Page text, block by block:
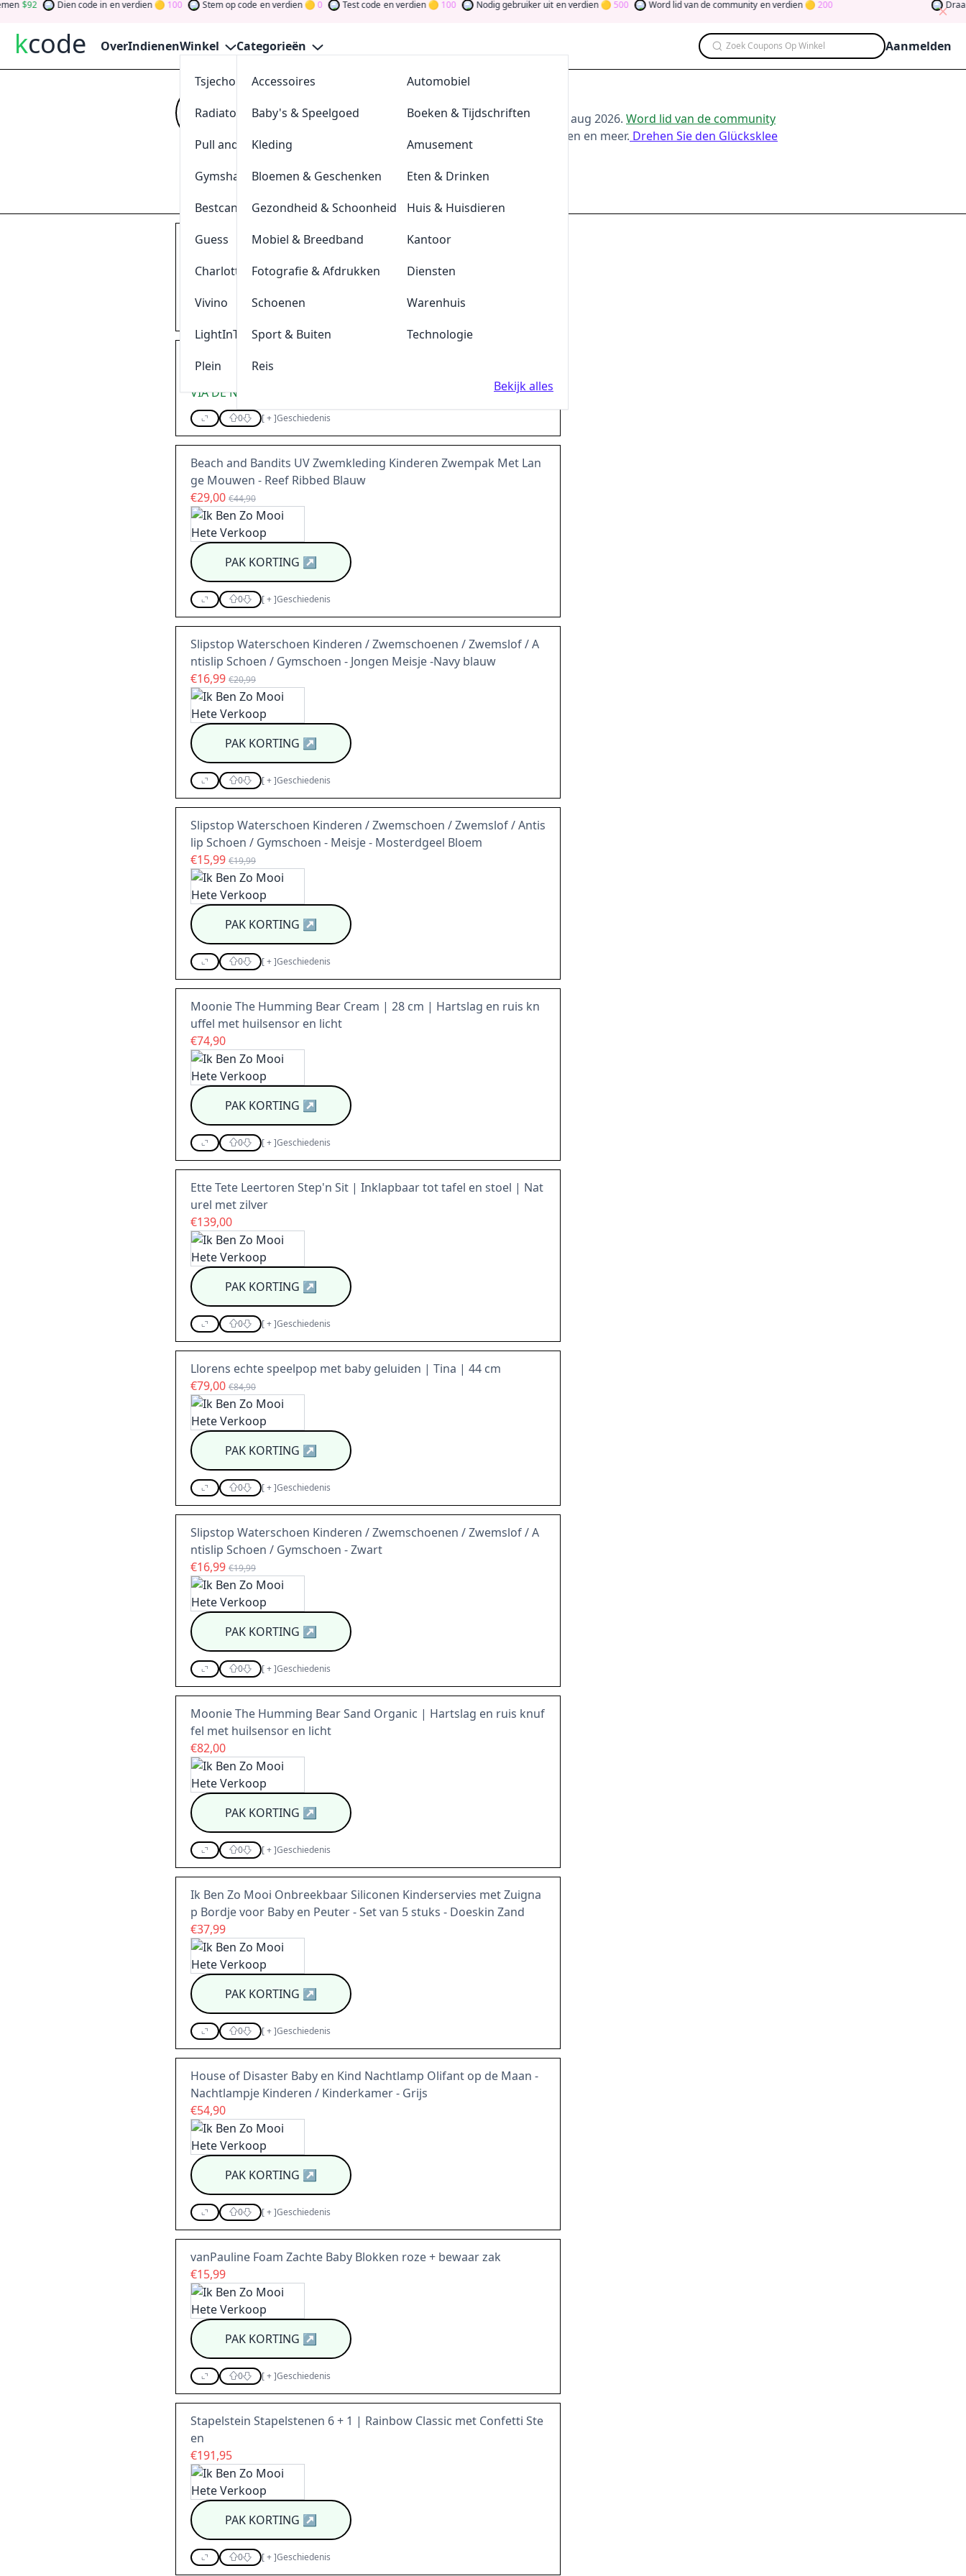
Dien code in en verdien 100 Stem op code en verdien 0 Test code en verdien 100 Nodig gebruiker uit en verdien 500 Word lid van de community en verdien 200 Draai de
kcode OverIndienenWinkel
Tsjechoreizen
AllesvoorBBQ
Radiatorendiscounter
De Klompengigant
Pull and Bear
Lensonline
Gymshark
Quickjewels
Bestcanvas
BrewDog
Guess
Tefal
Charlotte Tilbury
Durex
Vivino
LightInThebox
Fun en Feest
Plein
Categorieën
Accessoires
Automobiel
Baby's & Speelgoed
Boeken & Tijdschriften
Kleding
Amusement
Bloemen & Geschenken
Eten & Drinken
Gezondheid & Schoonheid
Huis & Huisdieren
Mobiel & Breedband
Kantoor
Fotografie & Afdrukken
Diensten
Schoenen
Warenhuis
Sport & Buiten
Technologie
Reis
Bekijk alles
Zoek Coupons Op Winkel Aanmelden
Kijk opkcodevoor de beste Ik Ben Zo Mooi-aanbiedingen van aug 2026. Word lid van de community
en verdien tokens door bij te dragen via stemmen, testen, delen en meer. Drehen Sie den Glücksklee
und gewinnen Sie Geld
Indienen ikbenzomooi.nl
Tested
10%korting op alles bij IkBenZoMooi met deze kortingscode
klik & kopieer
10%SINT
Meld je aan voor de Ik Ben Zo Mooi nieuwsbrief en ontvang een
5%kortingscode
VIA DE NIEUWSBRIEF
0 [+]Geschiedenis
Beach and Bandits UV Zwemkleding Kinderen Zwempak Met Lan
ge Mouwen - Reef Ribbed Blauw
€29,00 €44,90
PAK KORTING ↗
0 [+]Geschiedenis
Slipstop Waterschoen Kinderen / Zwemschoenen / Zwemslof / A
ntislip Schoen / Gymschoen - Jongen Meisje -Navy blauw
€16,99 €20,99
PAK KORTING ↗
0 [+]Geschiedenis
Slipstop Waterschoen Kinderen / Zwemschoen / Zwemslof / Antis
lip Schoen / Gymschoen - Meisje - Mosterdgeel Bloem
€15,99 €19,99
PAK KORTING ↗
0 [+]Geschiedenis
Moonie The Humming Bear Cream | 28 cm | Hartslag en ruis kn
uffel met huilsensor en licht
€74,90
PAK KORTING ↗
0 [+]Geschiedenis
Ette Tete Leertoren Step'n Sit | Inklapbaar tot tafel en stoel | Nat
urel met zilver
€139,00
PAK KORTING ↗
0 [+]Geschiedenis
Llorens echte speelpop met baby geluiden | Tina | 44 cm
€79,00 €84,90
PAK KORTING ↗
0 [+]Geschiedenis
Slipstop Waterschoen Kinderen / Zwemschoenen / Zwemslof / A
ntislip Schoen / Gymschoen - Zwart
€16,99 €19,99
PAK KORTING ↗
0 [+]Geschiedenis
Moonie The Humming Bear Sand Organic | Hartslag en ruis knuf
fel met huilsensor en licht
€82,00
PAK KORTING ↗
0 [+]Geschiedenis
Ik Ben Zo Mooi Onbreekbaar Siliconen Kinderservies met Zuigna
p Bordje voor Baby en Peuter - Set van 5 stuks - Doeskin Zand
€37,99
PAK KORTING ↗
0 [+]Geschiedenis
House of Disaster Baby en Kind Nachtlamp Olifant op de Maan -
Nachtlampje Kinderen / Kinderkamer - Grijs
€54,90
PAK KORTING ↗
0 [+]Geschiedenis
vanPauline Foam Zachte Baby Blokken roze + bewaar zak
€15,99
PAK KORTING ↗
0 [+]Geschiedenis
Stapelstein Stapelstenen 6 + 1 | Rainbow Classic met Confetti Ste
en
€191,95
PAK KORTING ↗
0 [+]Geschiedenis